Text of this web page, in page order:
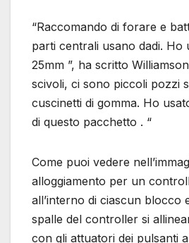
“Raccomando di forare e
parti centrali usano dadi. Ho
25mm ”, ha scritto
scivoli, ci sono piccoli pozzi
cuscinetti di gomma. Ho
di questo pacchetto . “
Come puoi vedere
alloggiamento per un
all’interno di ciascun blocco
spalle del controller si
con gli attuatori dei pulsanti